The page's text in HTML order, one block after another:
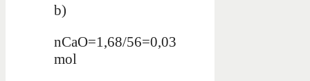
b)
nCaO=1,68/56=0,03
mol